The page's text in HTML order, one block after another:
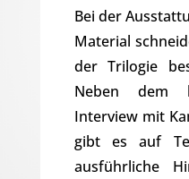
Bei der
Material
der Trilogie
Neben dem
Interview mit
gibt es auf
ausführliche